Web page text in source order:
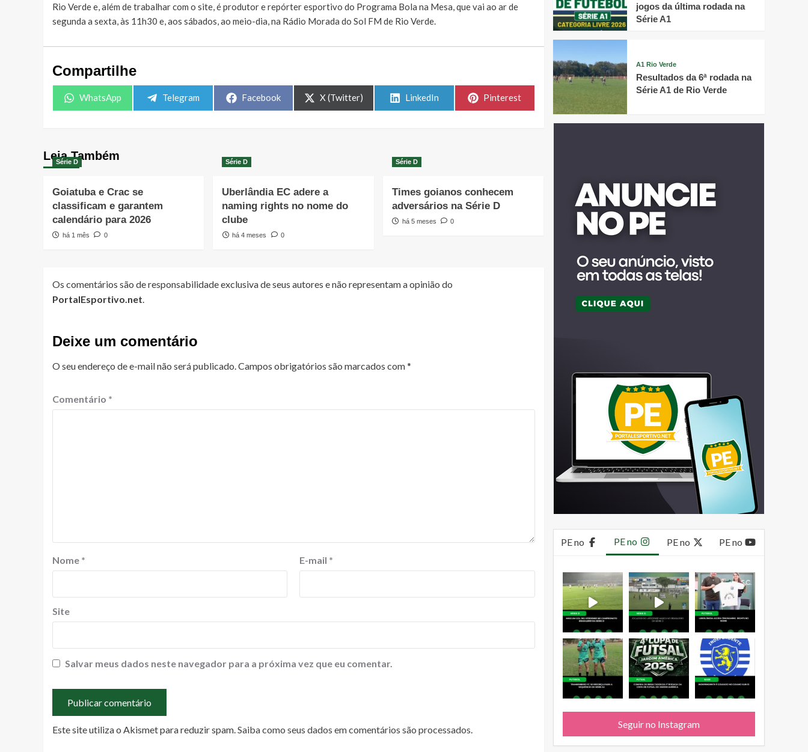
Rio Verde e, além de trabalhar com o site, é produtor e repórter esportivo do Programa Bola na Mesa, que vai ao ar de
segunda a sexta, às 11h30 e, aos sábados, ao meio-dia, na Rádio Morada do Sol FM de Rio Verde.
Compartilhe
Share
WhatsApp
Share
Telegram
Share
Facebook
Share
on
X (Twitter)
Share
LinkedIn
Share
Pinterest
Leia Também
Série D
Goiatuba e Crac se
classificam e garantem
calendário para 2026
há 1 mês 0
Série D
Uberlândia EC adere a
naming rights no nome do
clube
há 4 meses 0
Série D
Times goianos conhecem
adversários na Série D
há 5 meses 0
Os comentários são de responsabilidade exclusiva de seus autores e não representam a opinião do
PortalEsportivo.net
Deixe um comentário
O seu endereço de e-mail não será publicado. Campos obrigatórios são marcados com*
Comentário *
Nome * E-mail *
Site
Salvar meus dados neste navegador para a próxima vez que eu comentar.
Este site utiliza o Akismet para reduzir spam.Saiba como seus dados em comentários são processados.
jogos da última rodada na
Série A1
A1 Rio Verde
Resultados da 6ª rodada na
Série A1 de Rio Verde
PE no PE no PE no PE no
Seguir no Instagram